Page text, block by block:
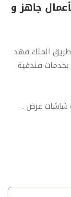
جاهز و
طريق الملك فهد
منافس , بخدمات فندقية
شاشات عرض .